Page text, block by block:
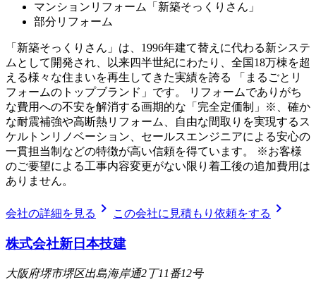
マンションリフォーム「新築そっくりさん」
部分リフォーム
「新築そっくりさん」は、1996年建て替えに代わる新システ
ムとして開発され、以来四半世紀にわたり、全国18万棟を超
える様々な住まいを再生してきた実績を誇る 「まるごとリ
フォームのトップブランド」です。 リフォームでありがち
な費用への不安を解消する画期的な「完全定価制」※、確か
な耐震補強や高断熱リフォーム、自由な間取りを実現するス
ケルトンリノベーション、セールスエンジニアによる安心の
一貫担当制などの特徴が高い信頼を得ています。 ※お客様
のご要望による工事内容変更がない限り着工後の追加費用は
ありません。
会社の詳細を見る chevron_right この会社に見積もり依頼をする chevron_right
株式会社新日本技建
大阪府堺市堺区出島海岸通2丁11番12号